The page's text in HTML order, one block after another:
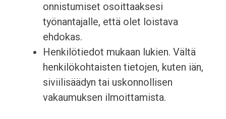
onnistumiset osoittaaksesi
työnantajalle, että olet loistava
ehdokas.
Henkilötiedot mukaan lukien. Vältä
henkilökohtaisten tietojen, kuten iän,
siviilisäädyn tai uskonnollisen
vakaumuksen ilmoittamista.